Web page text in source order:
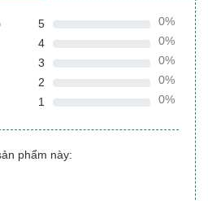
5
0%
4
0%
3
0%
2
0%
1
0%
phẩm này: